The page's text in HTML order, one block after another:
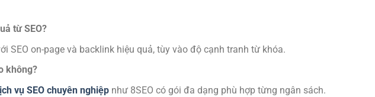
từ SEO?
SEO on-page và backlink hiệu quả, tùy vào độ cạnh tranh từ khóa.
không?
vụ SEO chuyên nghiệpnhư 8SEO có gói đa dạng phù hợp từng ngân sách.